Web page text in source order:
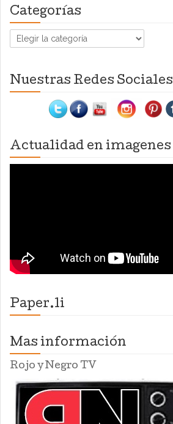
Categorías
Categorías
Nuestras Redes Sociales
Actualidad en imagenes
Paper.li
Mas información
Rojo y Negro TV